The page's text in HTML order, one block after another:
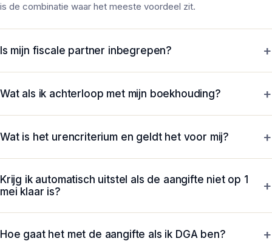
is de combinatie waar het meeste voordeel zit.
Is mijn fiscale partner inbegrepen? +
standaard mee, zodat aftrekposten en heffingskortingen
Wat als ik achterloop met mijn boekhouding? +
meestal binnen een paar weken, en pakken daarna de IB op. Een
Wat is het urencriterium en geldt het voor mij? +
1.225 uur per jaar aan je onderneming besteden (urencriterium).
Wij vragen tijdig of je dit haalt; voor parttime ondernemers is dit
Krijg ik automatisch uitstel als de aangifte niet op 1
mei klaar is?
+
uitstel aan tot 1 september. Daardoor heb je geen risico op
Hoe gaat het met de aangifte als ik DGA ben? +